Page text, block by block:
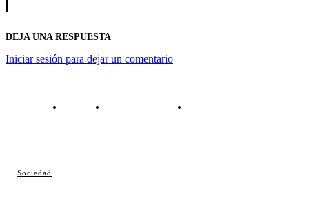
Sociedad
DEJA UNA RESPUESTA
Iniciar sesión para dejar un comentario
Contacto Política de cookies